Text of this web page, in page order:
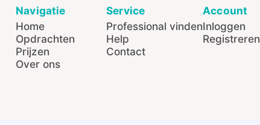
Navigatie
Home
Opdrachten
Prijzen
Over ons
Service
Professional vinden
Help
Contact
Account
Inloggen
Registreren